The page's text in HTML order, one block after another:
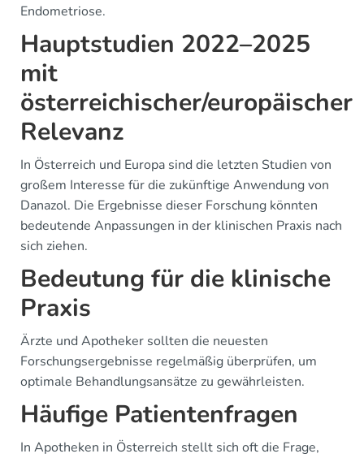
Endometriose.
Hauptstudien 2022–2025
mit
österreichischer/europäischer
Relevanz
In Österreich und Europa sind die letzten Studien von
großem Interesse für die zukünftige Anwendung von
Danazol. Die Ergebnisse dieser Forschung könnten
bedeutende Anpassungen in der klinischen Praxis nach
sich ziehen.
Bedeutung für die klinische
Praxis
Ärzte und Apotheker sollten die neuesten
Forschungsergebnisse regelmäßig überprüfen, um
optimale Behandlungsansätze zu gewährleisten.
Häufige Patientenfragen
In Apotheken in Österreich stellt sich oft die Frage,